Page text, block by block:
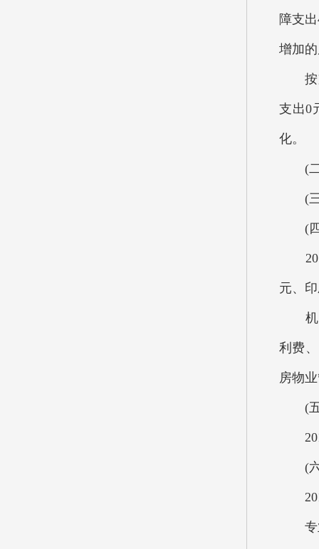
障支
增加
按支
支出0
化。
(二
(三
(四
2017
元、
机关
利费
房物
(五)
(六
专业